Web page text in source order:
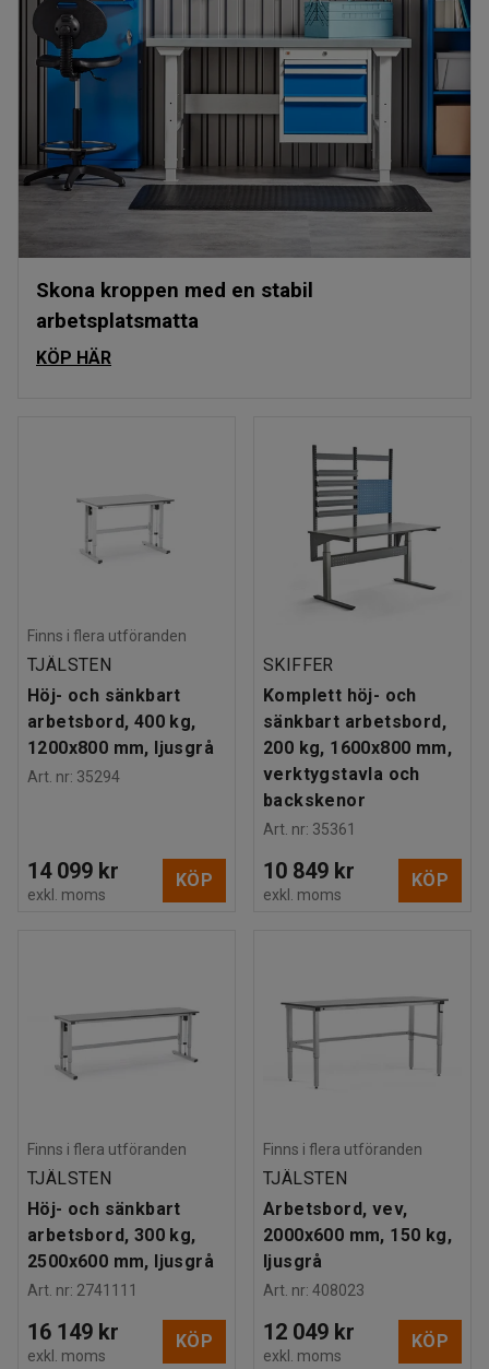
Skona kroppen med en stabil
arbetsplatsmatta
KÖP HÄR
Finns i flera utföranden
TJÄLSTEN
Höj- och sänkbart
arbetsbord, 400 kg,
1200x800 mm, ljusgrå
Art. nr: 35294
14 099 kr
exkl. moms
KÖP
SKIFFER
Komplett höj- och
sänkbart arbetsbord,
200 kg, 1600x800 mm,
verktygstavla och
backskenor
Art. nr: 35361
10 849 kr
exkl. moms
KÖP
Finns i flera utföranden
TJÄLSTEN
Höj- och sänkbart
arbetsbord, 300 kg,
2500x600 mm, ljusgrå
Art. nr: 2741111
16 149 kr
exkl. moms
KÖP
Finns i flera utföranden
TJÄLSTEN
Arbetsbord, vev,
2000x600 mm, 150 kg,
ljusgrå
Art. nr: 408023
12 049 kr
exkl. moms
KÖP